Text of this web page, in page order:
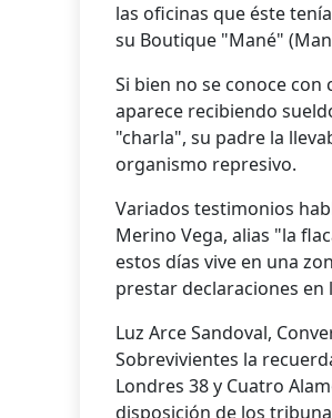
las oficinas que éste
su Boutique "Mané"
Si bien no se conoce
aparece recibiendo
"charla", su padre la
organismo represivo.
Variados testimonios
Merino Vega, alias "la
estos días vive en una
prestar declaraciones en
Luz Arce Sandoval,
Sobrevivientes la
Londres 38 y Cuatro
disposición de los